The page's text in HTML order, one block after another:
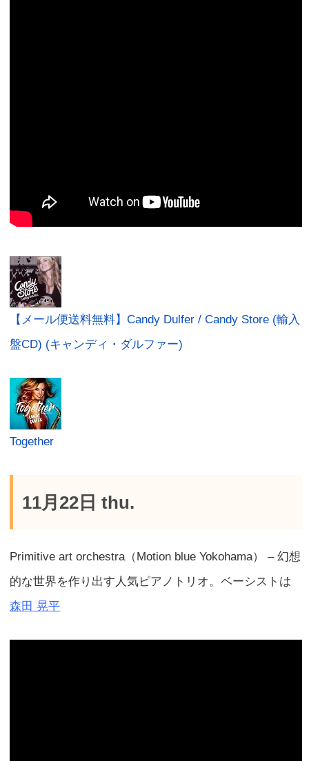
【メール便送料無料】Candy Dulfer / Candy Store (輸入
盤CD) (キャンディ・ダルファー)
Together
11月22日 thu.
Primitive art orchestra（Motion blue Yokohama） – 幻想
的な世界を作り出す人気ピアノトリオ。ベーシストは
森田 晃平